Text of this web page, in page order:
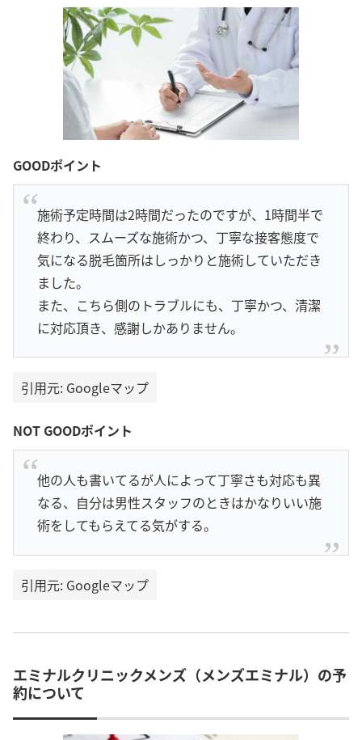
GOODポイント
施術予定時間は2時間だったのですが、1時間半で
終わり、スムーズな施術かつ、丁寧な接客態度で
気になる脱毛箇所はしっかりと施術していただき
ました。
また、こちら側のトラブルにも、丁寧かつ、清潔
に対応頂き、感謝しかありません。
引用元: Googleマップ
NOT GOODポイント
他の人も書いてるが人によって丁寧さも対応も異
なる、自分は男性スタッフのときはかなりいい施
術をしてもらえてる気がする。
引用元: Googleマップ
エミナルクリニックメンズ（メンズエミナル）の予
約について